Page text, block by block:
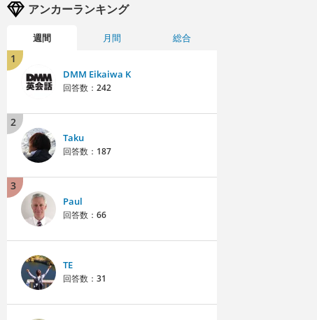
アンカーランキング
週間 月間 総合
1
DMM Eikaiwa K
回答数： 242
2
Taku
回答数： 187
3
Paul
回答数： 66
TE
回答数： 31